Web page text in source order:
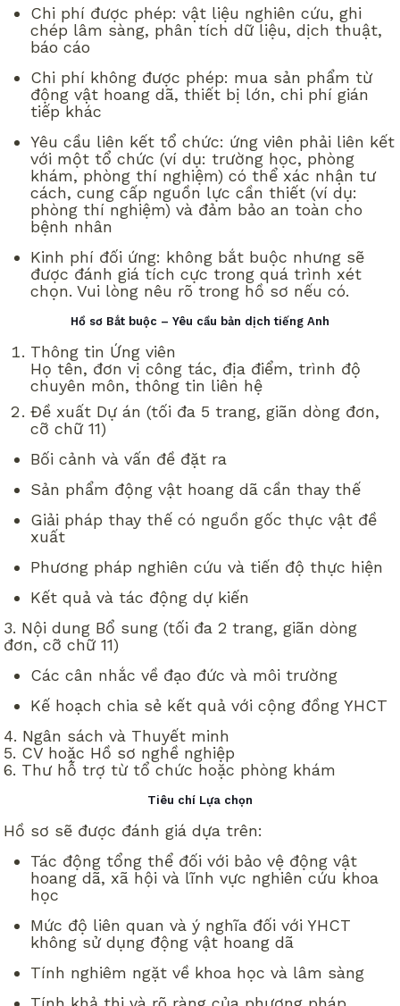
Chi phí được phép: vật liệu nghiên cứu, ghi
chép lâm sàng, phân tích dữ liệu, dịch thuật,
báo cáo
Chi phí không được phép: mua sản phẩm từ
động vật hoang dã, thiết bị lớn, chi phí gián
tiếp khác
Yêu cầu liên kết tổ chức: ứng viên phải liên kết
với một tổ chức (ví dụ: trường học, phòng
khám, phòng thí nghiệm) có thể xác nhận tư
cách, cung cấp nguồn lực cần thiết (ví dụ:
phòng thí nghiệm) và đảm bảo an toàn cho
bệnh nhân
Kinh phí đối ứng: không bắt buộc nhưng sẽ
được đánh giá tích cực trong quá trình xét
chọn. Vui lòng nêu rõ trong hồ sơ nếu có.
Hồ sơ Bắt buộc – Yêu cầu bản dịch tiếng Anh
Thông tin Ứng viên
Họ tên, đơn vị công tác, địa điểm, trình độ
chuyên môn, thông tin liên hệ
Đề xuất Dự án (tối đa 5 trang, giãn dòng đơn,
cỡ chữ 11)
Bối cảnh và vấn đề đặt ra
Sản phẩm động vật hoang dã cần thay thế
Giải pháp thay thế có nguồn gốc thực vật đề
xuất
Phương pháp nghiên cứu và tiến độ thực hiện
Kết quả và tác động dự kiến
3. Nội dung Bổ sung (tối đa 2 trang, giãn dòng
đơn, cỡ chữ 11)
Các cân nhắc về đạo đức và môi trường
Kế hoạch chia sẻ kết quả với cộng đồng YHCT
4. Ngân sách và Thuyết minh
5. CV hoặc Hồ sơ nghề nghiệp
6. Thư hỗ trợ từ tổ chức hoặc phòng khám
Tiêu chí Lựa chọn
Hồ sơ sẽ được đánh giá dựa trên:
Tác động tổng thể đối với bảo vệ động vật
hoang dã, xã hội và lĩnh vực nghiên cứu khoa
học
Mức độ liên quan và ý nghĩa đối với YHCT
không sử dụng động vật hoang dã
Tính nghiêm ngặt về khoa học và lâm sàng